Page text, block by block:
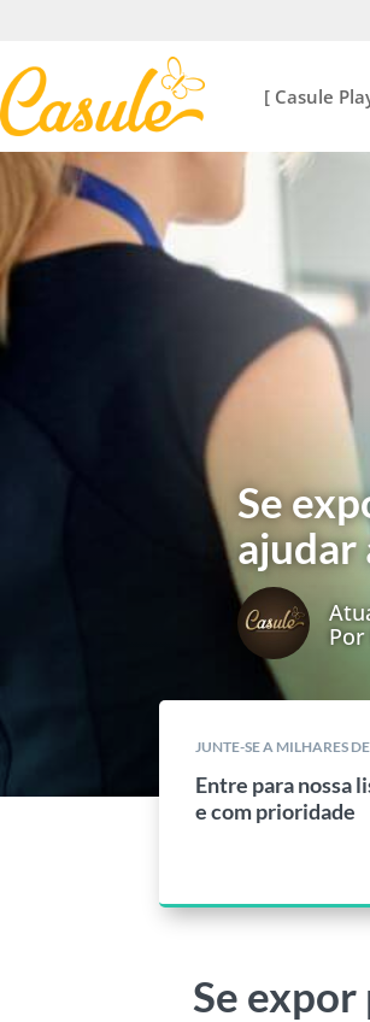
[ Casule
Se
ajudar
Por
JUNTE-SE A MILHARES
Entre para nossa
e com prioridade
Se